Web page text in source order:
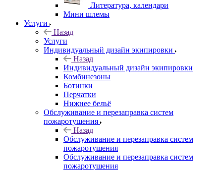
Литература, календари
Мини шлемы
Услуги
Назад
Услуги
Индивидуальный дизайн экипировки
Назад
Индивидуальный дизайн экипировки
Комбинезоны
Ботинки
Перчатки
Нижнее бельё
Обслуживание и перезаправка систем
пожаротушения
Назад
Обслуживание и перезаправка систем
пожаротушения
Обслуживание и перезаправка систем
пожаротушения